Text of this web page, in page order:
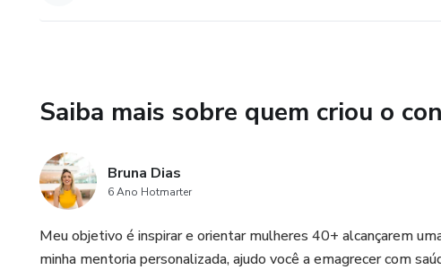
Saiba mais sobre quem criou o
Bruna Dias
6 Ano Hotmarter
Meu objetivo é inspirar e orientar mulheres 40+ alcançarem
minha mentoria personalizada, ajudo você a emagrecer com